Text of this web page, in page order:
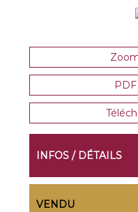
INFOS / DÉTAILS
VENDU